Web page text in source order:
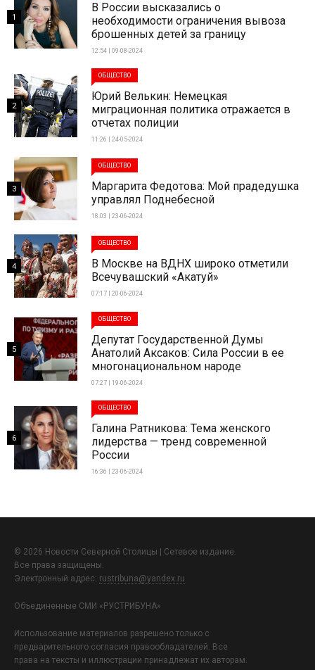
В России высказались о
необходимости ограничения вывоза
брошенных детей за границу
12:54 | 09-08-2024
1
ОБЩЕСТВО
Юрий Велькин: Немецкая
миграционная политика отражается в
отчетах полиции
11:26 | 24-05-2024
2
ОБЩЕСТВО
Маргарита Федотова: Мой прадедушка
управлял Поднебесной
18:03 | 23-06-2024
3
ОБЩЕСТВО
В Москве на ВДНХ широко отметили
Всечувашский «Акатуй»
07:17 | 20-06-2024
4
ОБЩЕСТВО
Депутат Государственной Думы
Анатолий Аксаков: Сила России в ее
многонациональном народе
07:27 | 19-06-2024
5
ОБЩЕСТВО
Галина Ратникова: Тема женского
лидерства — тренд современной
России
16:36 | 23-06-2024
6
© 2026 Новости Северной Столицы | Сетевое издание.
Все права защищены.
Электронный адрес: rustribuna@yandex.ru
Объединенные СМИ «РУСТРИБУНА»
Использование материалов разрешено только с
предварительного согласия правообладателей. Все
права на тексты и иллюстрации принадлежат их авторам.